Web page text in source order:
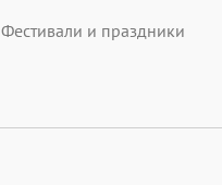
Фестивали и праздники